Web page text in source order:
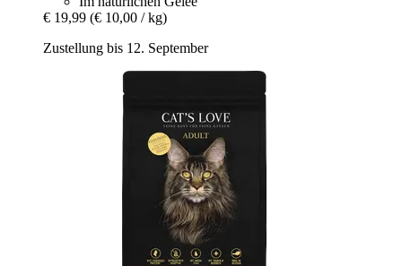
€ 19,99 (€ 10,00 / kg)
Zustellung bis 12. September